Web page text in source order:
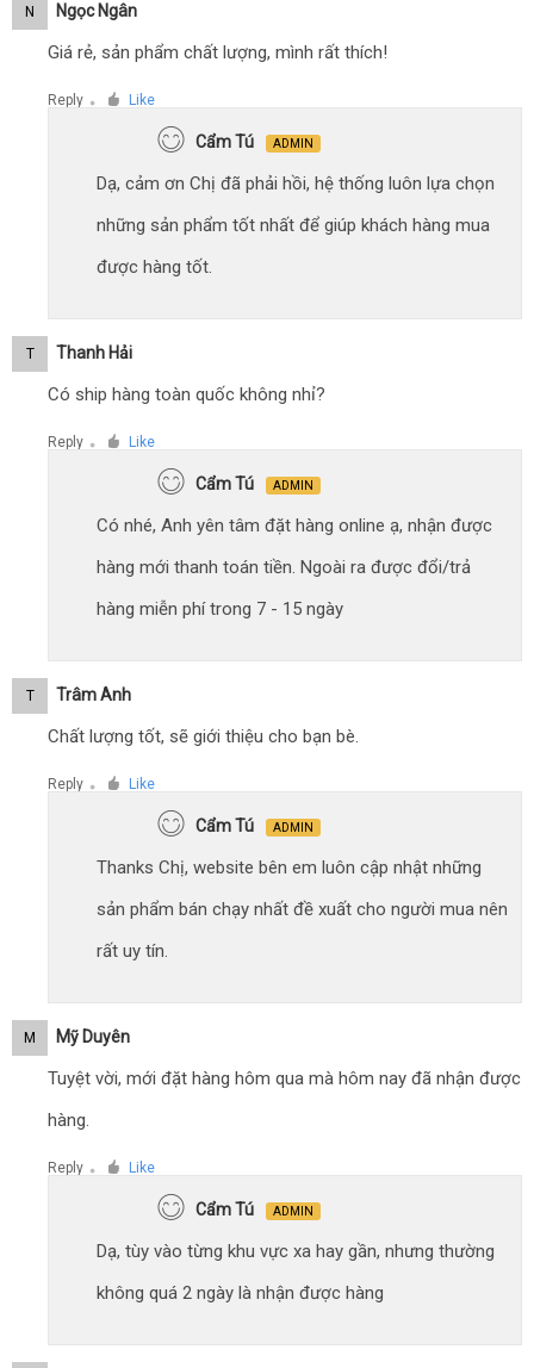
N Ngọc Ngân
Giá rẻ, sản phẩm chất lượng, mình rất thích!
Reply ● Like
Cẩm Tú ADMIN
Dạ, cảm ơn Chị đã phải hồi, hệ thống luôn lựa chọn
những sản phẩm tốt nhất để giúp khách hàng mua
được hàng tốt.
T Thanh Hải
Có ship hàng toàn quốc không nhỉ?
Reply ● Like
Cẩm Tú ADMIN
Có nhé, Anh yên tâm đặt hàng online ạ, nhận được
hàng mới thanh toán tiền. Ngoài ra được đổi/trả
hàng miễn phí trong 7 - 15 ngày
T Trâm Anh
Chất lượng tốt, sẽ giới thiệu cho bạn bè.
Reply ● Like
Cẩm Tú ADMIN
Thanks Chị, website bên em luôn cập nhật những
sản phẩm bán chạy nhất đề xuất cho người mua nên
rất uy tín.
M Mỹ Duyên
Tuyệt vời, mới đặt hàng hôm qua mà hôm nay đã nhận được
hàng.
Reply ● Like
Cẩm Tú ADMIN
Dạ, tùy vào từng khu vực xa hay gần, nhưng thường
không quá 2 ngày là nhận được hàng